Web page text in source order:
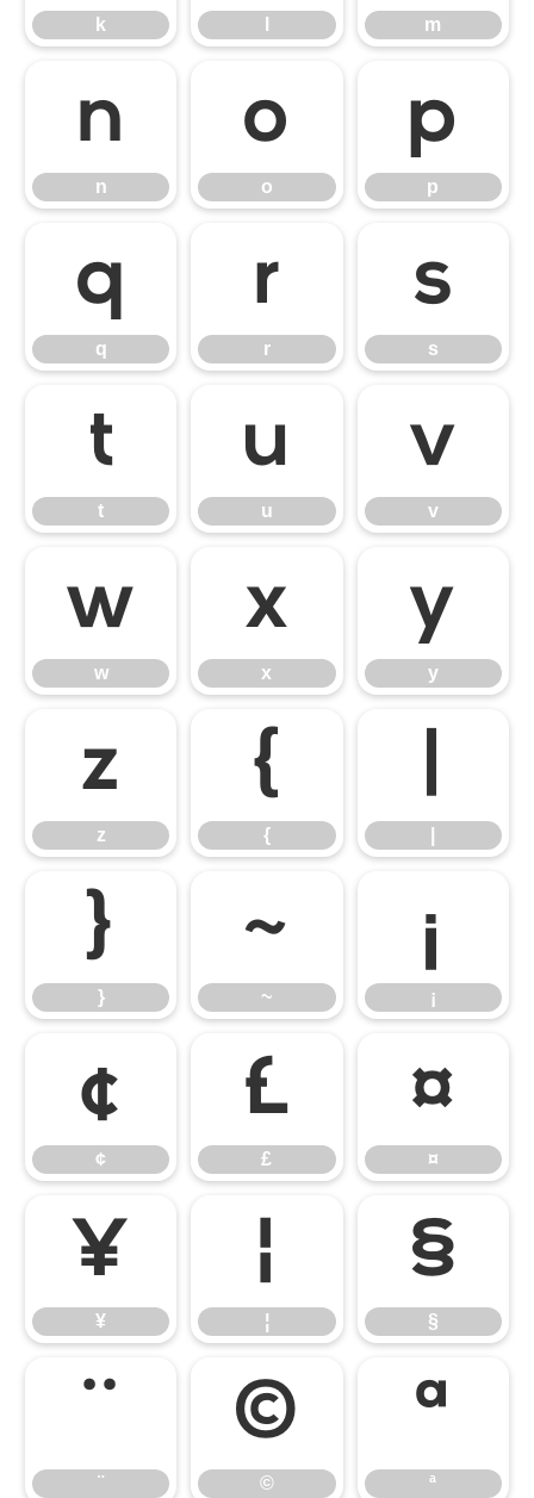
k m
n
n
o
o
p
p
q
q
r
r
s
s
t
t
u
u
v
v
w
w
x
x
y
y
z
z
{
{
}
}
~
~
¡
¡
¢
¢
£
£
¤
¤
¥
¥
¦
¦
§
§
¨
¨
©
©
ª
ª